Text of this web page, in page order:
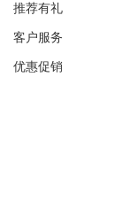
推荐有礼
客户服务
优惠促销